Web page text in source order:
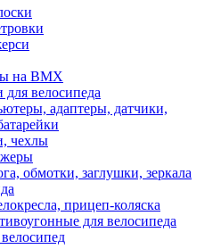
на BMX
велосипеда
адаптеры, датчики,
чехлы
обмотки, заглушки, зеркала
прицеп-коляска
для велосипеда